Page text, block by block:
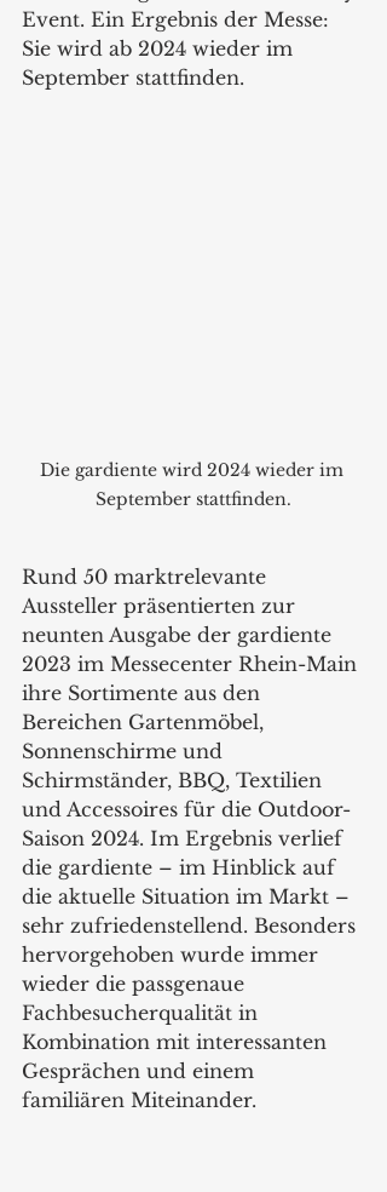
Event. Ein Ergebnis der Messe:
Sie wird ab 2024 wieder im
September stattfinden.
Die gardiente wird 2024 wieder im
September stattfinden.
Rund 50 marktrelevante
Aussteller präsentierten zur
neunten Ausgabe der gardiente
2023 im Messecenter Rhein-Main
ihre Sortimente aus den
Bereichen Gartenmöbel,
Sonnenschirme und
Schirmständer, BBQ, Textilien
und Accessoires für die Outdoor-
Saison 2024. Im Ergebnis verlief
die gardiente – im Hinblick auf
die aktuelle Situation im Markt –
sehr zufriedenstellend. Besonders
hervorgehoben wurde immer
wieder die passgenaue
Fachbesucherqualität in
Kombination mit interessanten
Gesprächen und einem
familiären Miteinander.